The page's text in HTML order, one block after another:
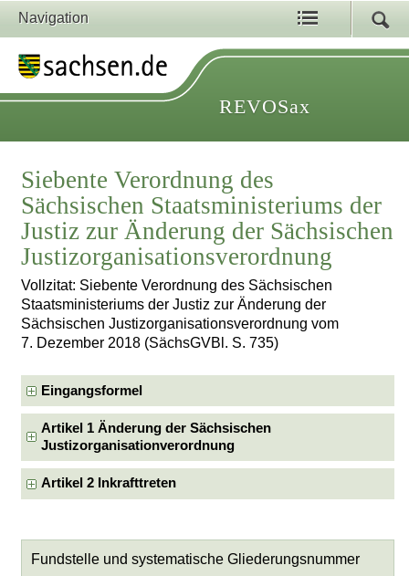
Navigation
REVOSax
Siebente Verordnung des
Sächsischen Staatsministeriums der
Justiz zur Änderung der Sächsischen
Justizorganisationsverordnung
Vollzitat: Siebente Verordnung des Sächsischen
Staatsministeriums der Justiz zur Änderung der
Sächsischen Justizorganisationsverordnung vom
7. Dezember 2018 (SächsGVBl. S. 735)
Eingangsformel
Artikel 1 Änderung der Sächsischen
Justizorganisationverordnung
Artikel 2 Inkrafttreten
Fundstelle und systematische Gliederungsnummer